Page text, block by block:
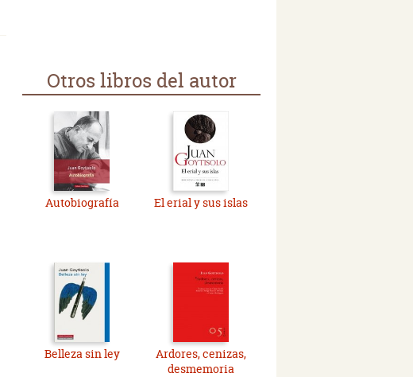
Otros libros del autor
Autobiografía El erial y sus islas
Belleza sin ley
Ardores, cenizas,
desmemoria